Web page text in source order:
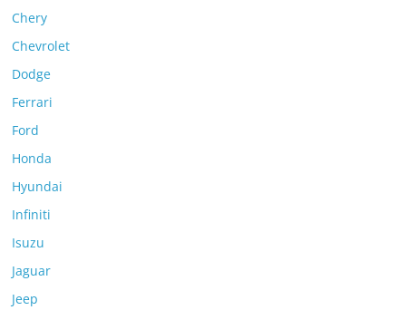
Chery
Chevrolet
Dodge
Ferrari
Ford
Honda
Hyundai
Infiniti
Isuzu
Jaguar
Jeep